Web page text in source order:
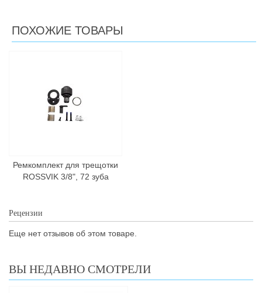
ПОХОЖИЕ ТОВАРЫ
Ремкомплект для трещотки
ROSSVIK 3/8", 72 зуба
Рецензии
Еще нет отзывов об этом товаре.
ВЫ НЕДАВНО СМОТРЕЛИ